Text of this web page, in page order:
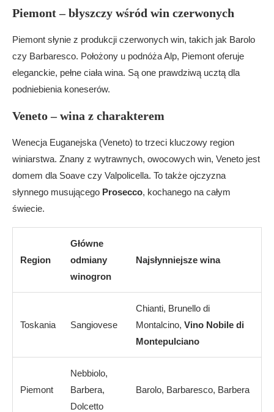
Piemont – błyszczy wśród win czerwonych
Piemont słynie z produkcji czerwonych win, takich jak Barolo
czy Barbaresco. Położony u podnóża Alp, Piemont oferuje
eleganckie, pełne ciała wina. Są one prawdziwą ucztą dla
podniebienia koneserów.
Veneto – wina z charakterem
Wenecja Euganejska (Veneto) to trzeci kluczowy region
winiarstwa. Znany z wytrawnych, owocowych win, Veneto jest
domem dla Soave czy Valpolicella. To także ojczyzna
słynnego musującego Prosecco, kochanego na całym
świecie.
Region
Główne
odmiany
winogron
Najsłynniejsze wina
Toskania Sangiovese
Chianti, Brunello di
Montalcino, Vino Nobile di
Montepulciano
Piemont
Nebbiolo,
Barbera,
Dolcetto
Barolo, Barbaresco, Barbera